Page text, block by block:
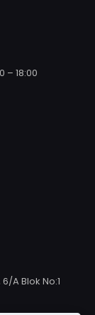
– 18:00
A Blok No:1